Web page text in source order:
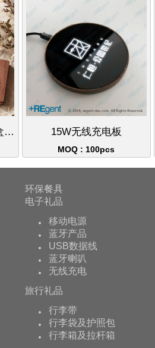
美式黑胡桃木随身名片盒商务礼品可刻字 15W无线充电板
MOQ : 100pcs
环保餐具
电子礼品
移动电源
蓝牙产品
USB数据线
蓝牙喇叭
无线充电
旅行礼品
行李带
行李袋及护照包
行李箱及拉杆箱